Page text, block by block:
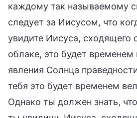
каждому так называемому
следует за Иисусом, что
увидите Иисуса, сходящего
облаке, это будет временем
явления Солнца
тебя это будет временем
Однако ты должен знать,